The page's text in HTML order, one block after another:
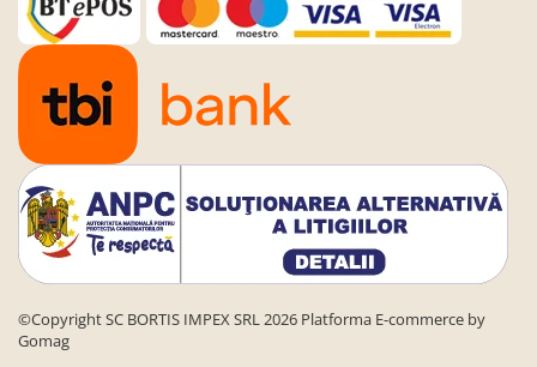
©Copyright SC BORTIS IMPEX SRL 2026 Platforma E-commerce by
Gomag